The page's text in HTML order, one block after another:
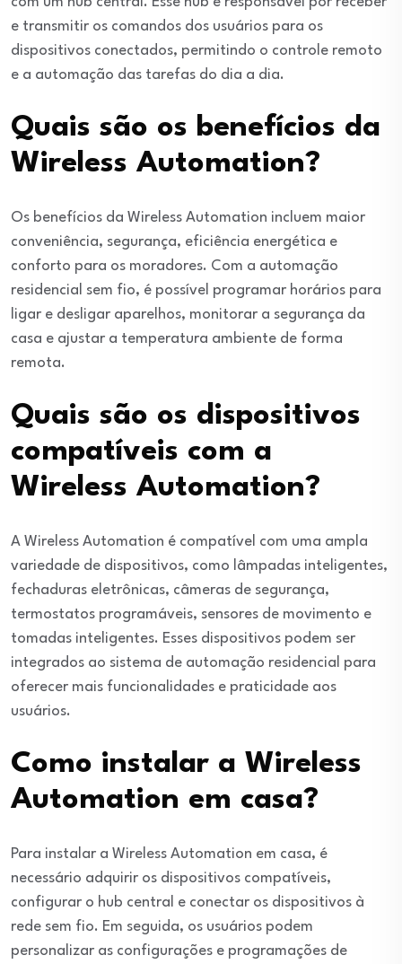
e transmitir os comandos dos usuários para os
dispositivos conectados, permitindo o controle remoto
e a automação das tarefas do dia a dia.
Quais são os benefícios da
Wireless Automation?
Os benefícios da Wireless Automation incluem maior
conveniência, segurança, eficiência energética e
conforto para os moradores. Com a automação
residencial sem fio, é possível programar horários para
ligar e desligar aparelhos, monitorar a segurança da
casa e ajustar a temperatura ambiente de forma
remota.
Quais são os dispositivos
compatíveis com a
Wireless Automation?
A Wireless Automation é compatível com uma ampla
variedade de dispositivos, como lâmpadas inteligentes,
fechaduras eletrônicas, câmeras de segurança,
termostatos programáveis, sensores de movimento e
tomadas inteligentes. Esses dispositivos podem ser
integrados ao sistema de automação residencial para
oferecer mais funcionalidades e praticidade aos
usuários.
Como instalar a Wireless
Automation em casa?
Para instalar a Wireless Automation em casa, é
necessário adquirir os dispositivos compatíveis,
configurar o hub central e conectar os dispositivos à
rede sem fio. Em seguida, os usuários podem
personalizar as configurações e programações de